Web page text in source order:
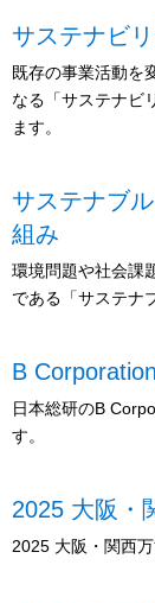
サステナビ
既存の事業活動を
なる「サステナビ
ます。
サステナブ
組み
環境問題や社会課
である「サステナ
B
日本総研のB
す。
2025 大阪・
2025 大阪・関西